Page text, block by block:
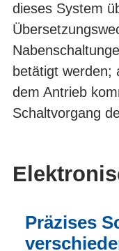
dieses System
betätigt werden;
dem Antrieb
Schaltvorgang
Präzises